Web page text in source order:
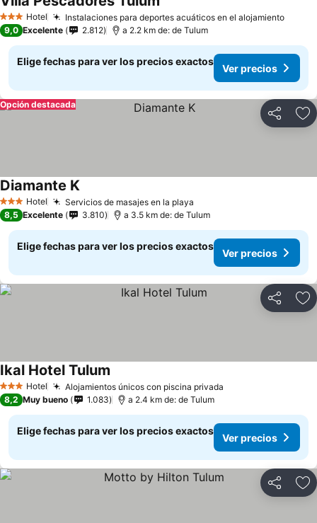
3 Estrellas
Hotel Instalaciones para deportes acuáticos en el alojamiento
9,0 Excelente 2.812 a 2.2 km de: de Tulum
Elige fechas para ver los precios exactos
Ver precios
Compartir
Opción destacada
3 Estrellas
Hotel Servicios de masajes en la playa
Diamante K
8,5 Excelente 3.810 a 3.5 km de: de Tulum
Elige fechas para ver los precios exactos
Ver precios
Compartir
3 Estrellas
Hotel Alojamientos únicos con piscina privada
Ikal Hotel Tulum
8,2 Muy bueno 1.083 a 2.4 km de: de Tulum
Elige fechas para ver los precios exactos
Ver precios
Compartir